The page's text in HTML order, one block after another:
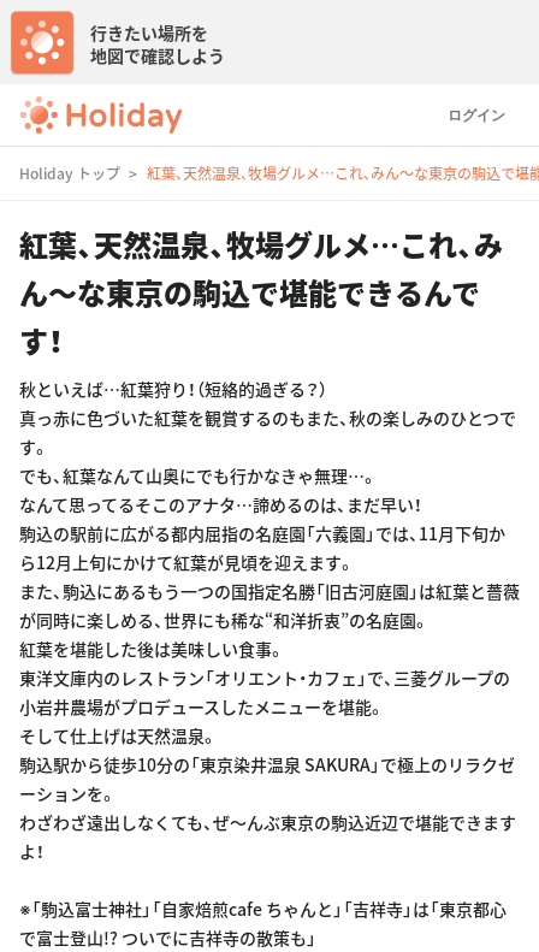
ログイン
行きたい場所を
地図で確認しよう
Holiday トップ 紅葉、天然温泉、牧場グルメ…これ、みん〜な東京の駒込で堪
紅葉、天然温泉、牧場グルメ…これ、み
ん〜な東京の駒込で堪能できるんで
す！
秋といえば…紅葉狩り！（短絡的過ぎる？）
真っ赤に色づいた紅葉を観賞するのもまた、秋の楽しみのひとつで
す。
でも、紅葉なんて山奥にでも行かなきゃ無理…。
なんて思ってるそこのアナタ…諦めるのは、まだ早い！
駒込の駅前に広がる都内屈指の名庭園「六義園」では、11月下旬か
ら12月上旬にかけて紅葉が見頃を迎えます。
また、駒込にあるもう一つの国指定名勝「旧古河庭園」は紅葉と薔薇
が同時に楽しめる、世界にも稀な“和洋折衷”の名庭園。
紅葉を堪能した後は美味しい食事。
東洋文庫内のレストラン「オリエント・カフェ」で、三菱グループの
小岩井農場がプロデュースしたメニューを堪能。
そして仕上げは天然温泉。
駒込駅から徒歩10分の「東京染井温泉 SAKURA」で極上のリラクゼ
ーションを。
わざわざ遠出しなくても、ぜ〜んぶ東京の駒込近辺で堪能できます
よ！
※「駒込富士神社」「自家焙煎cafe ちゃんと」「吉祥寺」は「東京都心
で富士登山!? ついでに吉祥寺の散策も」